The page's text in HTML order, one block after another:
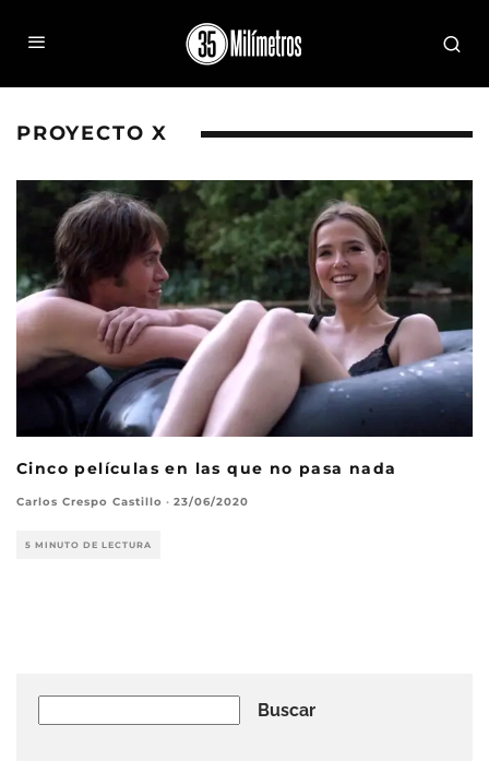
PROYECTO X
Cinco películas en las que no pasa nada
Carlos Crespo Castillo · 23/06/2020
5 MINUTO DE LECTURA
Buscar